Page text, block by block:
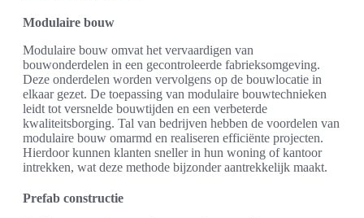
Modulaire bouw
Modulaire bouw omvat het vervaardigen van
bouwonderdelen in een gecontroleerde fabrieksomgeving.
Deze onderdelen worden vervolgens op de bouwlocatie in
elkaar gezet. De toepassing van modulaire bouwtechnieken
leidt tot versnelde bouwtijden en een verbeterde
kwaliteitsborging. Tal van bedrijven hebben de voordelen van
modulaire bouw omarmd en realiseren efficiënte projecten.
Hierdoor kunnen klanten sneller in hun woning of kantoor
intrekken, wat deze methode bijzonder aantrekkelijk maakt.
Prefab constructie